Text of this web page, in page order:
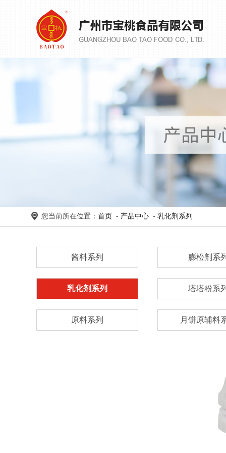
您当前所在位置： 首页 - 产品中心 - 乳化剂系列
酱料系列 膨松剂系
乳化剂系列 塔塔粉系
原料系列 月饼原辅料